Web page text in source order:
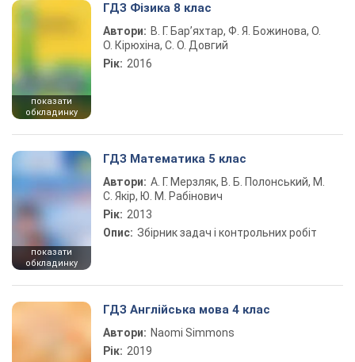
показати
обкладинку
ГДЗ Фізика 8 клас
Автори: В. Г. Бар’яхтар, Ф. Я. Божинова, О.
О. Кірюхіна, С. О. Довгий
Рік: 2016
показати
обкладинку
ГДЗ Математика 5 клас
Автори: А. Г. Мерзляк, В. Б. Полонський, М.
С. Якір, Ю. М. Рабінович
Рік: 2013
Опис: Збірник задач і контрольних робіт
ГДЗ Англійська мова 4 клас
Автори: Naomi Simmons
Рік: 2019